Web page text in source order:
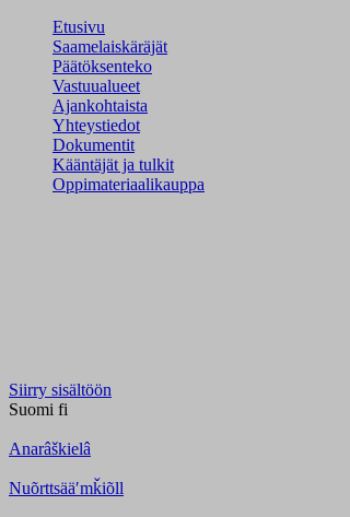
Etusivu
Saamelaiskäräjät
Päätöksenteko
Vastuualueet
Ajankohtaista
Yhteystiedot
Dokumentit
Kääntäjät ja tulkit
Oppimateriaalikauppa
Siirry sisältöön
Suomi fi
Anarâškielâ
Nuõrttsääʹmǩiõll